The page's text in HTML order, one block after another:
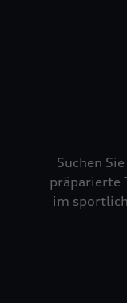
Suchen
präparierte
im